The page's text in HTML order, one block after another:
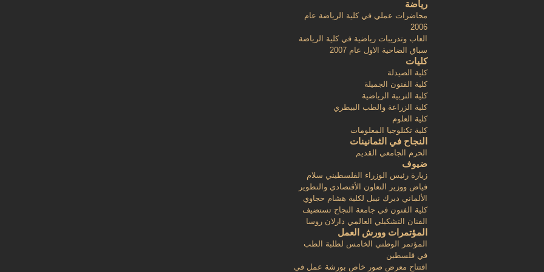
رياضة
محاضرات عملي في كلية الرياضة عام
2006
العاب وتدريبات رياضية في كلية الرياضة
سباق الضاحية الاول عام 2007
كليات
كلية الصيدلة
كلية الفنون الجميلة
كلية التربية الرياضية
كلية الزراعة والطب البيطري
كلية العلوم
كلية تكنلوجيا المعلومات
النجاح في الثمانينات
الحرم الجامعي القديم
ضيوف
زيارة رئيس الوزراء الفلسطيني سلام
فياض ووزير التعاون الأقتصادي والتطوير
الألماني ديرك نيبل لكلية هشام حجاوي
كلية الفنون في جامعة النجاح تستضيف
الفنان التشكيلي العالمي دارلان روسا
المؤتمرات وورش العمل
المؤتمر الوطني الخامس لطلبة الطب
في فلسطين
افتتاح معرض صور خاص بورشة عمل في